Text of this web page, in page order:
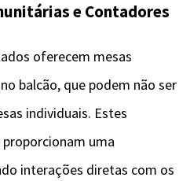
e Contadores
oferecem mesas
balcão, que podem não ser
individuais. Estes
uma
interações diretas com os